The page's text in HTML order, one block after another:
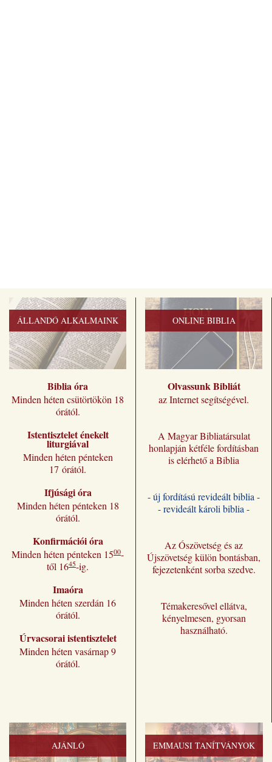
ÁLLANDÓ ALKALMAINK
Biblia óra
Minden héten csütörtökön 18
órától.
Istentisztelet énekelt
liturgiával
Minden héten pénteken
17 órától.
Ifjúsági óra
Minden héten pénteken 18
órától.
Konfirmációi óra
Minden héten pénteken 1500-
től 1645-ig.
Imaóra
Minden héten szerdán 16
órától.
Úrvacsorai istentisztelet
Minden héten vasárnap 9
órától.
ONLINE BIBLIA
Olvassunk Bibliát
az Internet segítségével.
A Magyar Bibliatársulat
honlapján kétféle fordításban
is elérhető a Biblia
- új fordítású revideált biblia -
- revideált károli biblia -
Az Ószövetség és az
Újszövetség külön bontásban,
fejezetenként sorba szedve.
Témakeresővel ellátva,
kényelmesen, gyorsan
használható.
AJÁNLÓ EMMAUSI TANÍTVÁNYOK